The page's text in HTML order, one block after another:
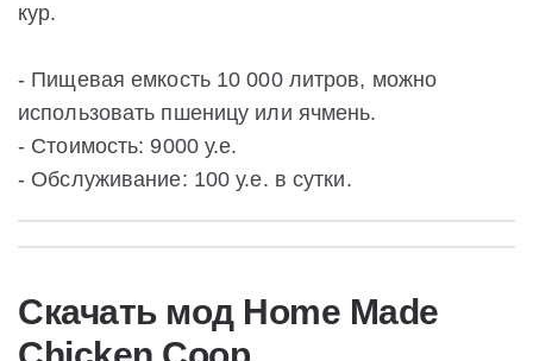
кур.
- Пищевая емкость 10 000 литров, можно
использовать пшеницу или ячмень.
- Стоимость: 9000 у.е.
- Обслуживание: 100 у.е. в сутки.
Скачать мод Home Made